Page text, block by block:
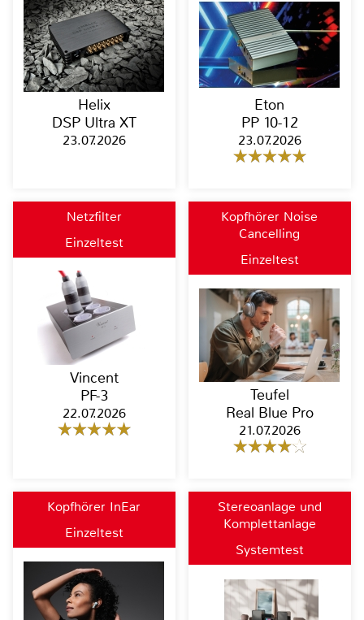
Helix
DSP Ultra XT
23.07.2026
Eton
PP 10-12
23.07.2026
Netzfilter
Einzeltest
Vincent
PF-3
22.07.2026
Kopfhörer Noise
Cancelling
Einzeltest
Teufel
Real Blue Pro
21.07.2026
Kopfhörer InEar
Einzeltest
Stereoanlage und
Komplettanlage
Systemtest